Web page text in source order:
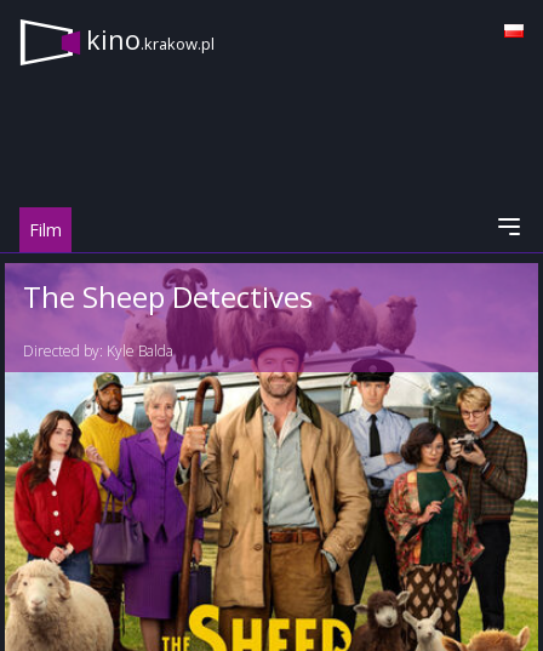
kino.krakow.pl
Film
The Sheep Detectives
Directed by: Kyle Balda